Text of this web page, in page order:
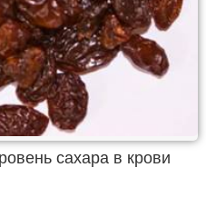
сахара в крови